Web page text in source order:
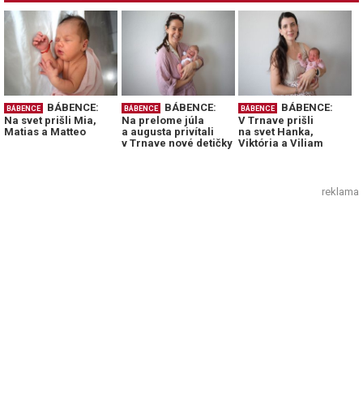
BÁBENCE
BÁBENCE:
Na svet prišli Mia,
Matias a Matteo
BÁBENCE
BÁBENCE:
Na prelome júla
a augusta privítali
v Trnave nové detičky
BÁBENCE
BÁBENCE:
V Trnave prišli
na svet Hanka,
Viktória a Viliam
reklama